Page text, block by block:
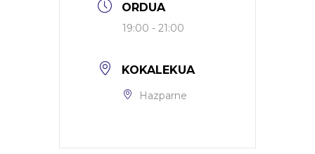
ORDUA
19:00 - 21:00
KOKALEKUA
Hazparne